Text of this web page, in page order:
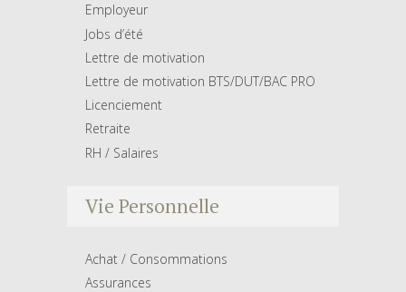
Employeur
Jobs d’été
Lettre de motivation
Lettre de motivation BTS/DUT/BAC PRO
Licenciement
Retraite
RH / Salaires
Vie Personnelle
Achat / Consommations
Assurances